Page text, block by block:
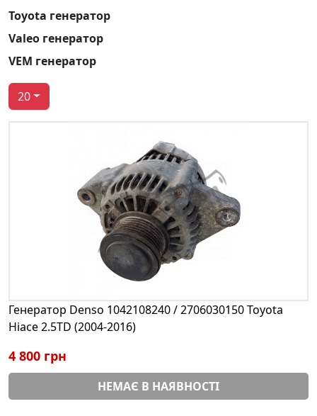
Toyota генератор
Valeo генератор
VEM генератор
20
Генератор Denso 1042108240 / 2706030150 Toyota
Hiace 2.5TD (2004-2016)
4 800 грн
НЕМАЄ В НАЯВНОСТІ